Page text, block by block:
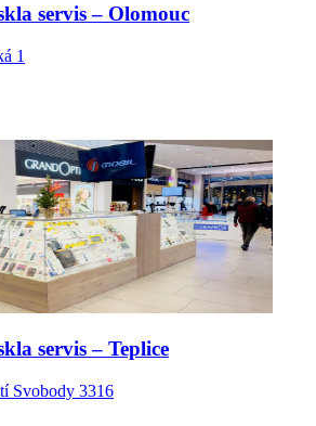
servis – Olomouc
1
servis – Teplice
Svobody 3316